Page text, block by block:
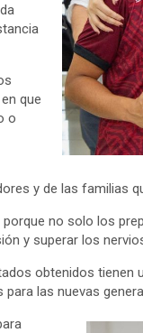
que
o
y de las familias
no solo los
y superar los
obtenidos
las nuevas